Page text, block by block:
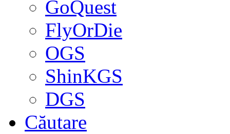
GoQuest
FlyOrDie
OGS
ShinKGS
DGS
Căutare